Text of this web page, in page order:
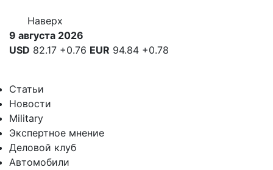
Наверх
9 августа 2026
USD 82.17 +0.76 EUR 94.84 +0.78
Статьи
Новости
Military
Экспертное мнение
Деловой клуб
Автомобили